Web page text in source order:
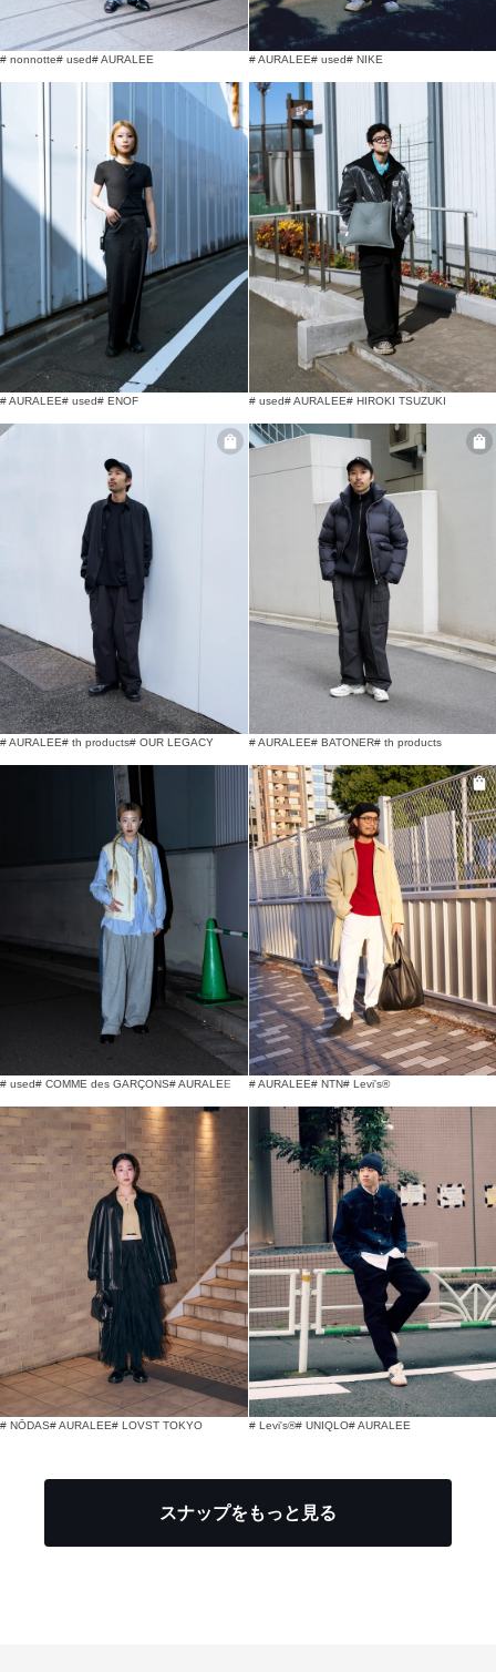
# nonnotte# used# AURALEE # AURALEE# used# NIKE
# AURALEE# used# ENOF # used# AURALEE# HIROKI TSUZUKI
# AURALEE# th products# OUR LEGACY # AURALEE# BATONER# th products
# used# COMME des GARÇONS# AURALEE # AURALEE# NTN# Levi's®
# NŌDAS# AURALEE# LOVST TOKYO # Levi's®# UNIQLO# AURALEE
スナップをもっと見る